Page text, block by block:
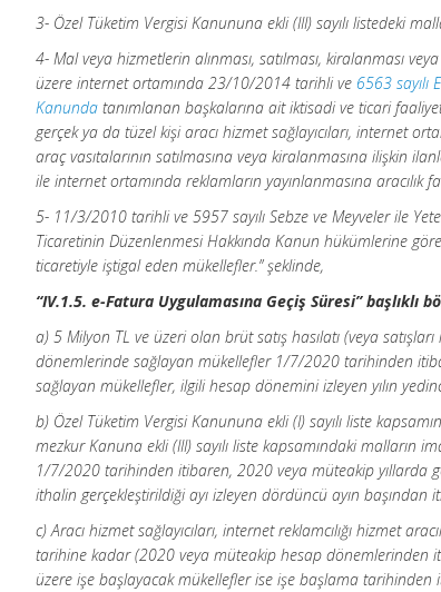
3- Özel Tüketim Vergisi Kanununa ekli (III) sayılı listedeki
4- Mal veya hizmetlerin alınması, satılması, kiralanması
üzere internet ortamında 23/10/2014 tarihli ve 6563 sayılı
Kanunda tanımlanan başkalarına ait iktisadi ve ticari
gerçek ya da tüzel kişi aracı hizmet sağlayıcıları, internet
araç vasıtalarının satılmasına veya kiralanmasına ilişkin
ile internet ortamında reklamların yayınlanmasına aracılık
5- 11/3/2010 tarihli ve 5957 sayılı Sebze ve Meyveler ile
Ticaretinin Düzenlenmesi Hakkında Kanun hükümlerine
ticaretiyle iştigal eden mükellefler.” şeklinde,
“IV.1.5. e-Fatura Uygulamasına Geçiş Süresi” başlıklı
a) 5 Milyon TL ve üzeri olan brüt satış hasılatı (veya
dönemlerinde sağlayan mükellefler 1/7/2020 tarihinden
sağlayan mükellefler, ilgili hesap dönemini izleyen yılın
b) Özel Tüketim Vergisi Kanununa ekli (I) sayılı liste
mezkur Kanuna ekli (III) sayılı liste kapsamındaki malların
1/7/2020 tarihinden itibaren, 2020 veya müteakip yıllarda
ithalin gerçekleştirildiği ayı izleyen dördüncü ayın başından
c) Aracı hizmet sağlayıcıları, internet reklamcılığı hizmet
tarihine kadar (2020 veya müteakip hesap dönemlerinden
üzere işe başlayacak mükellefler ise işe başlama tarihinden